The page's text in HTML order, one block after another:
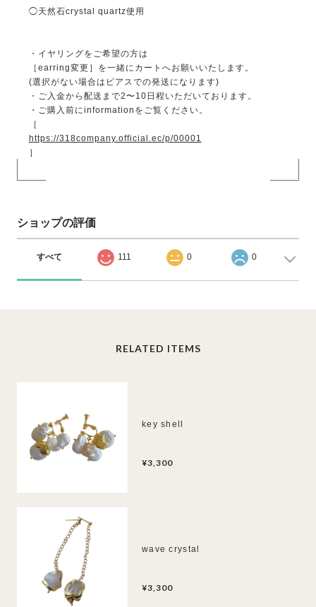
◯天然石crystal quartz使用
・イヤリングをご希望の方は
［earring変更］を一緒にカートへお願いいたします。
(選択がない場合はピアスでの発送になります)
・ご入金から配送まで2〜10日程いただいております。
・ご購入前にinformationをご覧ください。
［
https://318company.official.ec/p/00001
］
ショップの評価
すべて 111 0 0
RELATED ITEMS
key shell
¥3,300
wave crystal
¥3,300